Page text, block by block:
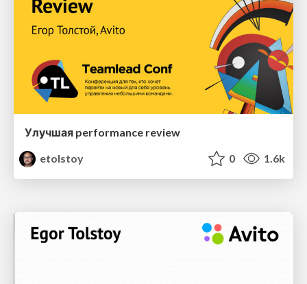
Улучшая performance review
etolstoy
0 1.6k